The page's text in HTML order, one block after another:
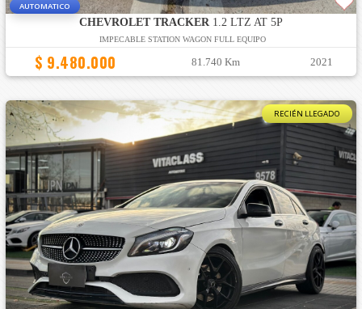
AUTOMATICO
CHEVROLET TRACKER1.2 LTZ AT 5P
IMPECABLE STATION WAGON FULL EQUIPO
$ 9.480.000 81.740 Km 2021
RECIÉN LLEGADO